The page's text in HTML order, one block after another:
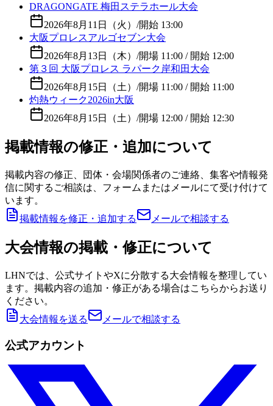
DRAGONGATE 梅田ステラホール大会
2026年8月11日（火） /開始 13:00
大阪プロレスアルゴセブン大会
2026年8月13日（木） /開場 11:00 / 開始 12:00
第３回 大阪プロレス ラパーク岸和田大会
2026年8月15日（土） /開場 11:00 / 開始 11:00
灼熱ウィーク2026in大阪
2026年8月15日（土） /開場 12:00 / 開始 12:30
掲載情報の修正・追加について
掲載内容の修正、団体・会場関係者のご連絡、集客や情報発
信に関するご相談は、フォームまたはメールにて受け付けて
います。
掲載情報を修正・追加する
メールで相談する
大会情報の掲載・修正について
LHNでは、公式サイトやXに分散する大会情報を整理してい
ます。掲載内容の追加・修正がある場合はこちらからお送り
ください。
大会情報を送る
メールで相談する
公式アカウント